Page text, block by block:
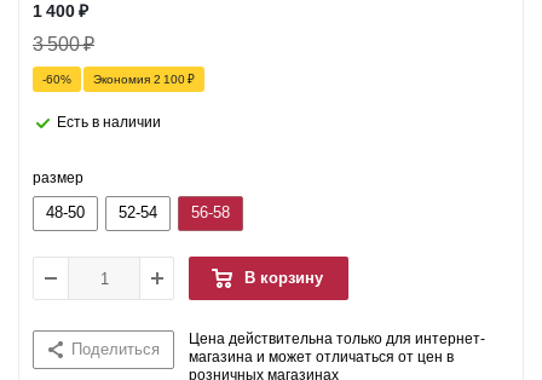
1 400₽
3 500₽
-60% Экономия 2 100₽
Есть в наличии
размер
48-50 52-54 56-58
В корзину
Поделиться
Цена действительна только для интернет-
магазина и может отличаться от цен в
розничных магазинах